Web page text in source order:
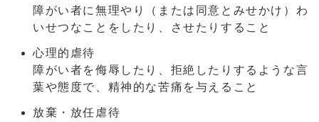
障がい者に無理やり（または同意とみせかけ）わ
いせつなことをしたり、させたりすること
心理的虐待
障がい者を侮辱したり、拒絶したりするような言
葉や態度で、精神的な苦痛を与えること
放棄・放任虐待